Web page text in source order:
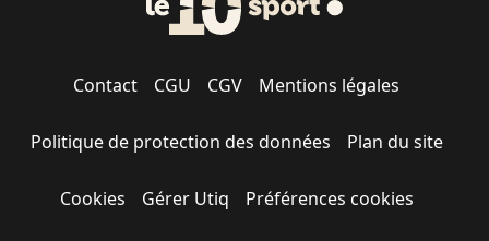
Contact CGU CGV Mentions légales
Politique de protection des données Plan du site
Cookies Gérer Utiq Préférences cookies